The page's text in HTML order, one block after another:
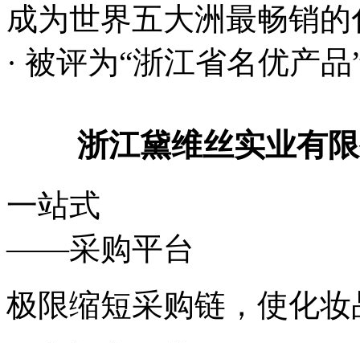
成为世界五大洲最畅销
· 被评为“浙江省名优产品
浙江黛维丝实业有
一站式
——采购平台
极限缩短采购链，使化